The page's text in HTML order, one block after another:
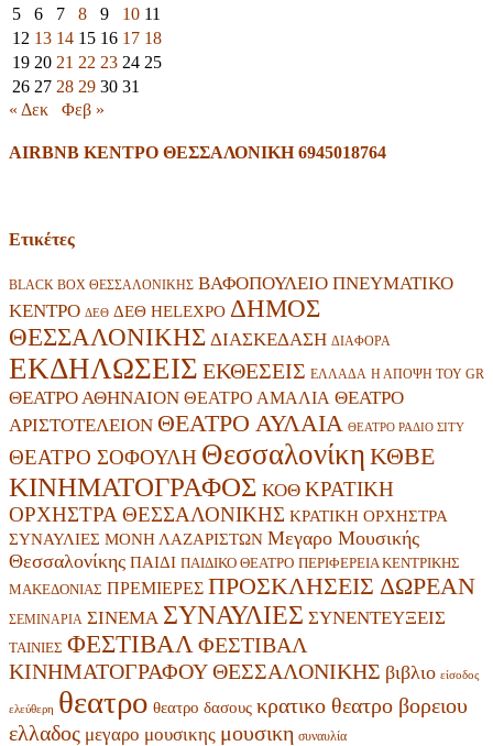
5
6 7 8 9 10 11
12 13 14 15 16 17 18
19 20 21 22 23 24 25
26 27 28 29 30 31
« Δεκ
Φεβ »
AIRBNB ΚΕΝΤΡΟ ΘΕΣΣΑΛΟΝΙΚΗ 6945018764
Ετικέτες
BLACK BOX ΘΕΣΣΑΛΟΝΙΚΗΣ ΒΑΦΟΠΟΥΛΕΙΟ ΠΝΕΥΜΑΤΙΚΟ
ΚΕΝΤΡΟ ΔΕΘ ΔΕΘ HELEXPO ΔΗΜΟΣ
ΘΕΣΣΑΛΟΝΙΚΗΣ ΔΙΑΣΚΕΔΑΣΗ ΔΙΑΦΟΡΑ
ΕΚΔΗΛΩΣΕΙΣ ΕΚΘΕΣΕΙΣ ΕΛΛΑΔΑ Η ΑΠΟΨΗ ΤΟΥ GR
ΘΕΑΤΡΟ ΑΘΗΝΑΙΟΝ ΘΕΑΤΡΟ ΑΜΑΛΙΑ ΘΕΑΤΡΟ
ΑΡΙΣΤΟΤΕΛΕΙΟΝ ΘΕΑΤΡΟ ΑΥΛΑΙΑ ΘΕΑΤΡΟ ΡΑΔΙΟ ΣΙΤΥ
ΘΕΑΤΡΟ ΣΟΦΟΥΛΗ Θεσσαλονίκη ΚΘΒΕ
ΚΙΝΗΜΑΤΟΓΡΑΦΟΣ ΚΟΘ ΚΡΑΤΙΚΗ
ΟΡΧΗΣΤΡΑ ΘΕΣΣΑΛΟΝΙΚΗΣ ΚΡΑΤΙΚΗ ΟΡΧΗΣΤΡΑ
ΣΥΝΑΥΛΙΕΣ ΜΟΝΗ ΛΑΖΑΡΙΣΤΩΝ Μεγαρο Μουσικής
Θεσσαλονίκης ΠΑΙΔΙ ΠΑΙΔΙΚΟ ΘΕΑΤΡΟ ΠΕΡΙΦΕΡΕΙΑ ΚΕΝΤΡΙΚΗΣ
ΜΑΚΕΔΟΝΙΑΣ ΠΡΕΜΙΕΡΕΣ ΠΡΟΣΚΛΗΣΕΙΣ ΔΩΡΕΑΝ
ΣΕΜΙΝΑΡΙΑ ΣΙΝΕΜΑ ΣΥΝΑΥΛΙΕΣ ΣΥΝΕΝΤΕΥΞΕΙΣ
ΤΑΙΝΙΕΣ ΦΕΣΤΙΒΑΛ ΦΕΣΤΙΒΑΛ
ΚΙΝΗΜΑΤΟΓΡΑΦΟΥ ΘΕΣΣΑΛΟΝΙΚΗΣ βιβλιο είσοδος
ελεύθερη θεατρο θεατρο δασους κρατικο θεατρο βορειου
ελλαδος μεγαρο μουσικης μουσικη συναυλία